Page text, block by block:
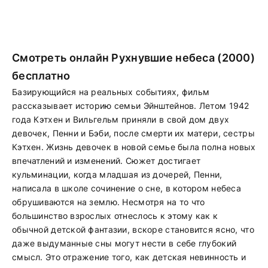
Смотреть онлайн Рухнувшие небеса (2000)
бесплатно
Базирующийся на реальных событиях, фильм
рассказывает историю семьи Эйнштейнов. Летом 1942
года Кэтхен и Вильгельм приняли в свой дом двух
девочек, Пенни и Бэби, после смерти их матери, сестры
Кэтхен. Жизнь девочек в новой семье была полна новых
впечатлений и изменений. Сюжет достигает
кульминации, когда младшая из дочерей, Пенни,
написала в школе сочинение о сне, в котором небеса
обрушиваются на землю. Несмотря на то что
большинство взрослых отнеслось к этому как к
обычной детской фантазии, вскоре становится ясно, что
даже выдуманные сны могут нести в себе глубокий
смысл. Это отражение того, как детская невинность и